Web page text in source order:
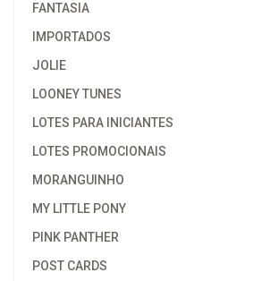
FANTASIA
IMPORTADOS
JOLIE
LOONEY TUNES
LOTES PARA INICIANTES
LOTES PROMOCIONAIS
MORANGUINHO
MY LITTLE PONY
PINK PANTHER
POST CARDS